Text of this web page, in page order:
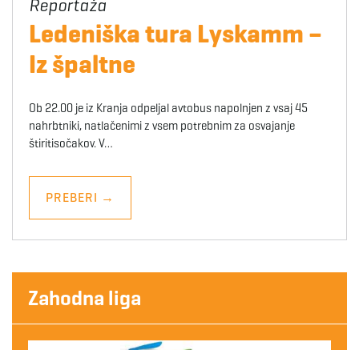
Ledeniška tura Lyskamm –
Iz špaltne
Ob 22.00 je iz Kranja odpeljal avtobus napolnjen z vsaj 45
nahrbtniki, natlačenimi z vsem potrebnim za osvajanje
štiritisočakov. V…
PREBERI →
Zahodna liga